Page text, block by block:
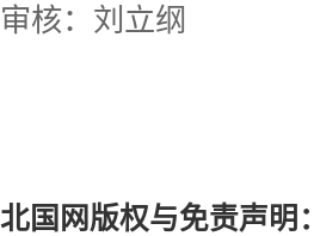
审核：刘立纲
北国网版权与免责声明：